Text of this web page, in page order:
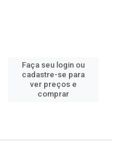
Faça seu login ou
cadastre-se para
ver preços e
comprar